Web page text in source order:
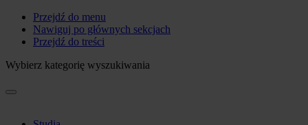
Przejdź do menu
Nawiguj po głównych sekcjach
Przejdź do treści
Wybierz kategorię wyszukiwania